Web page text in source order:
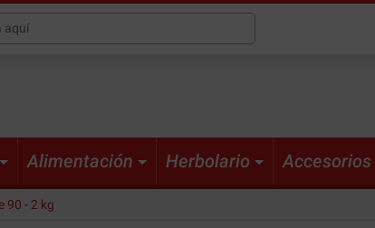
Alimentación Herbolario Accesorios
90 - 2 kg